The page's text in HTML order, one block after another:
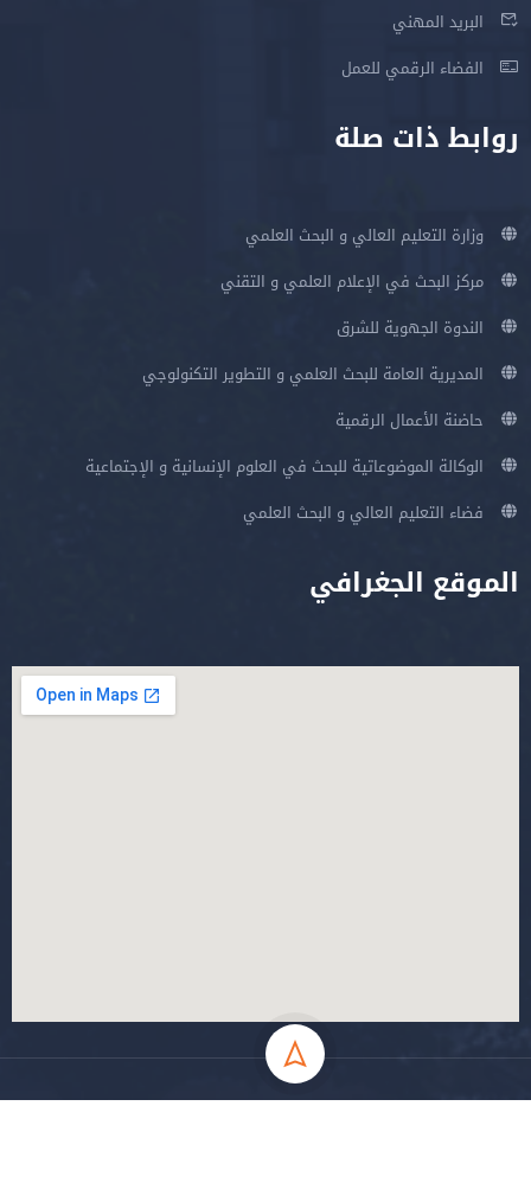
البريد المهني
الفضاء الرقمي للعمل
روابط ذات صلة
وزارة التعليم العالي و البحث العلمي
مركز البحث في الإعلام العلمي و التقني
الندوة الجهوية للشرق
المديرية العامة للبحث العلمي و التطوير التكنولوجي
حاضنة الأعمال الرقمية
الوكالة الموضوعاتية للبحث في العلوم الإنسانية و الإجتماعية
فضاء التعليم العالي و البحث العلمي
الموقع الجغرافي
جميع الحقوق محفوظة جامعة المسيلة - 2024